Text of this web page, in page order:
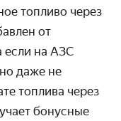
топливо через
от
если на АЗС
даже не
топлива через
бонусные